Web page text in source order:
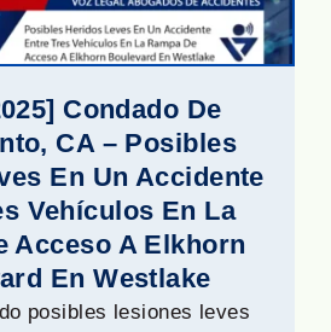
Condado De
CA – Posibles
En Un Accidente
Vehículos En La
Acceso A Elkhorn
En Westlake
posibles lesiones leves